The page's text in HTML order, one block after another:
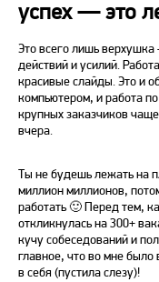
успех — это
Это всего лишь
действий и усилий.
красивые слайды. Это и
компьютером, и работа
крупных заказчиков
вчера.
Ты не будешь лежать на
миллион миллионов,
работать 🙂 Перед тем,
откликнулась на 300+
кучу собеседований и
главное, что во мне было
в себя (пустила слезу)!